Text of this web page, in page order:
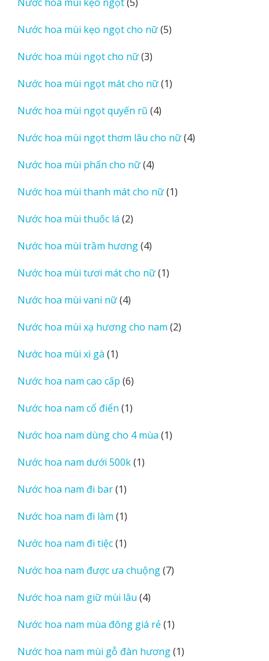
phẩm
Nước hoa mùi kẹo ngọt cho nữ 55
Nước hoa mùi ngọt cho nữ 33
phẩm
Nước hoa mùi ngọt mát cho nữ 11
Nước hoa mùi ngọt quyến rũ 44
phẩm
Nước hoa mùi ngọt thơm lâu cho nữ 44
Nước hoa mùi phấn cho nữ 44
phẩm
Nước hoa mùi thanh mát cho nữ 11
Nước hoa mùi thuốc lá 22
phẩm
Nước hoa mùi trầm hương 44
phẩm
Nước hoa mùi tươi mát cho nữ 11
Nước hoa mùi vani nữ 44
phẩm
Nước hoa mùi xạ hương cho nam 22
Nước hoa mùi xì gà 11
phẩm
Nước hoa nam cao cấp 66
phẩm
Nước hoa nam cổ điển 11
phẩm
Nước hoa nam dùng cho 4 mùa 11
Nước hoa nam dưới 500k 11
Nước hoa nam đi bar 11
phẩm
Nước hoa nam đi làm 11
phẩm
Nước hoa nam đi tiệc 11
phẩm
Nước hoa nam được ưa chuộng 77
Nước hoa nam giữ mùi lâu 44
phẩm
Nước hoa nam mùa đông giá rẻ 11
phẩm
Nước hoa nam mùi gỗ đàn hương 11